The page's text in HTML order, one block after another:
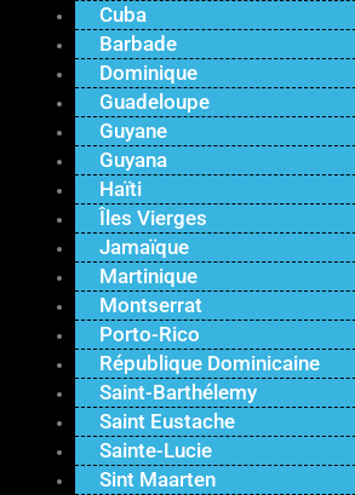
Cuba
Barbade
Dominique
Guadeloupe
Guyane
Guyana
Haïti
Îles Vierges
Jamaïque
Martinique
Montserrat
Porto-Rico
République Dominicaine
Saint-Barthélemy
Saint Eustache
Sainte-Lucie
Sint Maarten